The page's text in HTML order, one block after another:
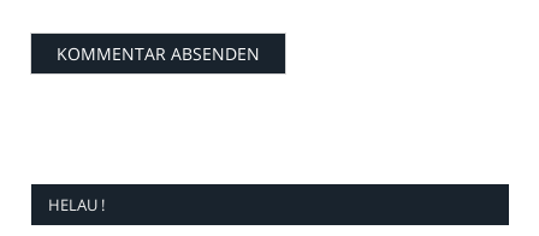
HELAU !